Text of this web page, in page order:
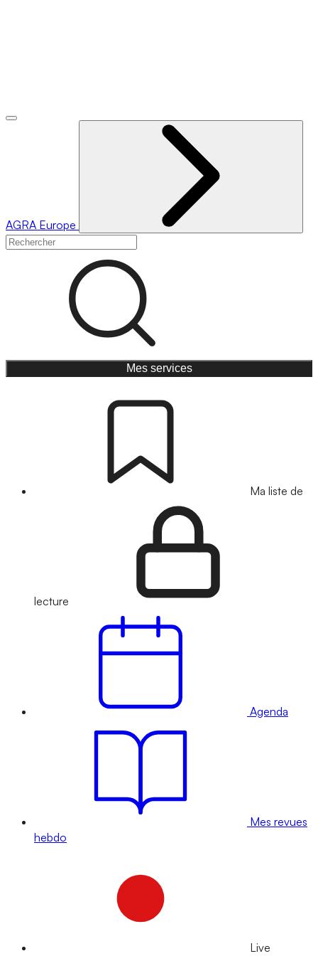
AGRA Europe
Mes services
Ma liste de
lecture
Agenda
Mes revues
hebdo
Live